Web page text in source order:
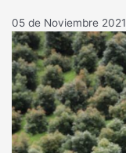
05 de Noviembre 2021